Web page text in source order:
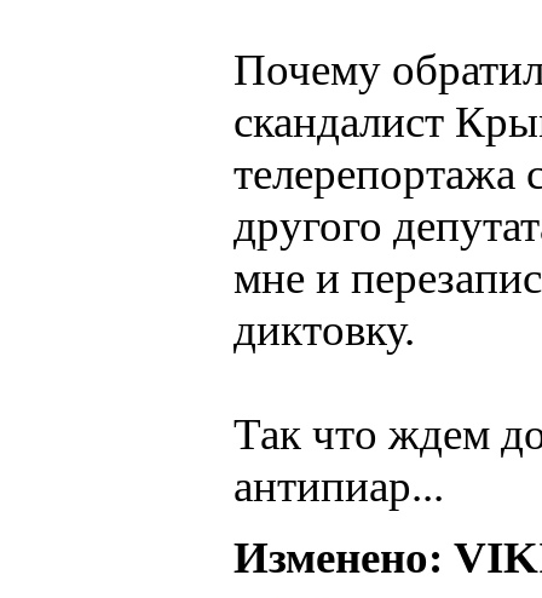
Почему
скандалист
телерепортажа
другого
мне и
диктовку.
Так что ждем
антипиар...
Изменено: